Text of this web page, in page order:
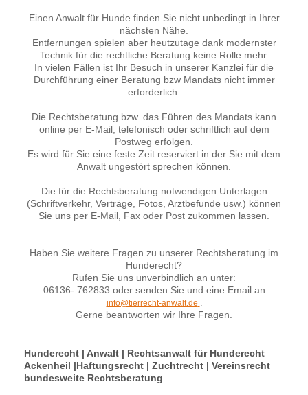
Einen Anwalt für Hunde finden Sie nicht unbedingt in Ihrer
nächsten Nähe.
Entfernungen spielen aber heutzutage dank modernster
Technik für die rechtliche Beratung keine Rolle mehr.
In vielen Fällen ist Ihr Besuch in unserer Kanzlei für die
Durchführung einer Beratung bzw Mandats nicht immer
erforderlich.
Die Rechtsberatung bzw. das Führen des Mandats kann
online per E-Mail, telefonisch oder schriftlich auf dem
Postweg erfolgen.
Es wird für Sie eine feste Zeit reserviert in der Sie mit dem
Anwalt ungestört sprechen können.
Die für die Rechtsberatung notwendigen Unterlagen
(Schriftverkehr, Verträge, Fotos, Arztbefunde usw.) können
Sie uns per E-Mail, Fax oder Post zukommen lassen.
Haben Sie weitere Fragen zu unserer Rechtsberatung im
Hunderecht?
Rufen Sie uns unverbindlich an unter:
06136- 762833 oder senden Sie und eine Email an
info@tierrecht-anwalt.de .
Gerne beantworten wir Ihre Fragen.
Hunderecht | Anwalt | Rechtsanwalt für Hunderecht
Ackenheil |Haftungsrecht | Zuchtrecht | Vereinsrecht
bundesweite Rechtsberatung